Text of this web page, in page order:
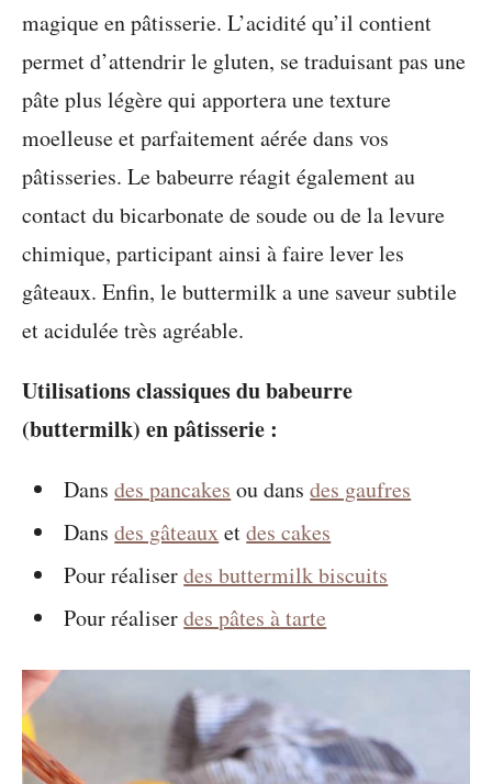
magique en pâtisserie. L’acidité qu’il contient
permet d’attendrir le gluten, se traduisant pas une
pâte plus légère qui apportera une texture
moelleuse et parfaitement aérée dans vos
pâtisseries. Le babeurre réagit également au
contact du bicarbonate de soude ou de la levure
chimique, participant ainsi à faire lever les
gâteaux. Enfin, le buttermilk a une saveur subtile
et acidulée très agréable.
Utilisations classiques du babeurre
(buttermilk) en pâtisserie :
Dansdes pancakes ou dansdes gaufres
Dansdes gâteauxetdes cakes
Pour réaliserdes buttermilk biscuits
Pour réaliserdes pâtes à tarte